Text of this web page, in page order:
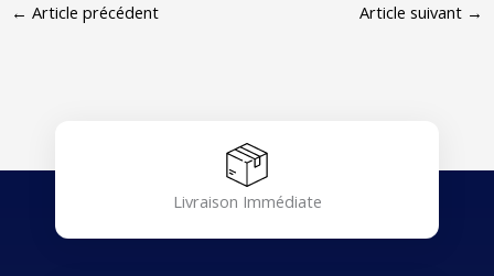
← Article précédent Article suivant →
Livraison Immédiate